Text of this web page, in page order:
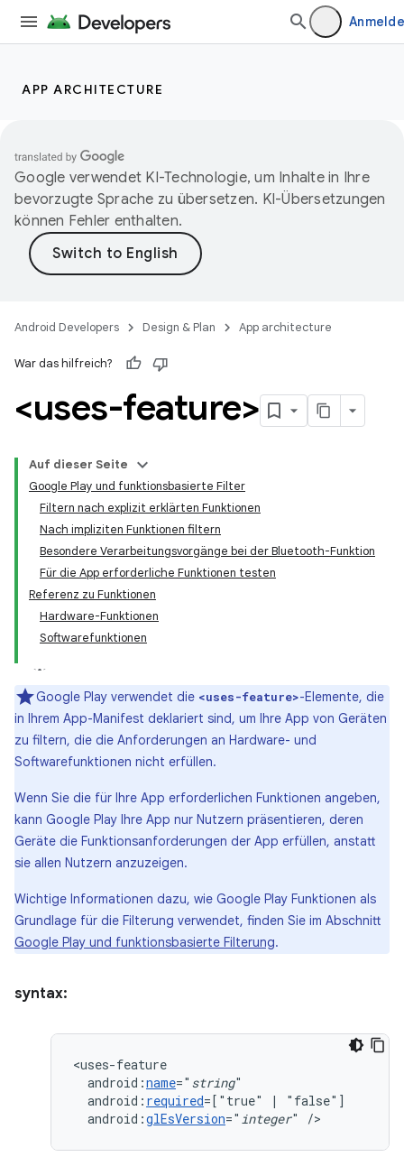
APP ARCHITECTURE
Google verwendet KI-Technologie, um Inhalte in Ihre
bevorzugte Sprache zu übersetzen. KI-Übersetzungen
können Fehler enthalten.
Android Developers Design & Plan App architecture
War das hilfreich?
<uses-feature>
Auf dieser Seite
Google Play und funktionsbasierte Filter
Filtern nach explizit erklärten Funktionen
Nach impliziten Funktionen filtern
Besondere Verarbeitungsvorgänge bei der Bluetooth-Funktion
Für die App erforderliche Funktionen testen
Referenz zu Funktionen
Hardware-Funktionen
Softwarefunktionen
Google Play verwendet die <uses-feature>-Elemente, die
in Ihrem App-Manifest deklariert sind, um Ihre App von Geräten
zu filtern, die die Anforderungen an Hardware- und
Softwarefunktionen nicht erfüllen.
Wenn Sie die für Ihre App erforderlichen Funktionen angeben,
kann Google Play Ihre App nur Nutzern präsentieren, deren
Geräte die Funktionsanforderungen der App erfüllen, anstatt
sie allen Nutzern anzuzeigen.
Wichtige Informationen dazu, wie Google Play Funktionen als
Grundlage für die Filterung verwendet, finden Sie im Abschnitt
Google Play und funktionsbasierte Filterung.
syntax:
android:name=" string
android: required=["true" |
android:glEsVersion=" integer" />